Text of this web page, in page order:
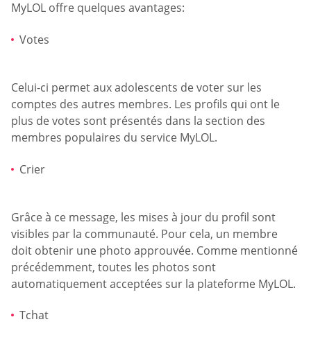
MyLOL offre quelques avantages:
Votes
Celui-ci permet aux adolescents de voter sur les
comptes des autres membres. Les profils qui ont le
plus de votes sont présentés dans la section des
membres populaires du service MyLOL.
Crier
Grâce à ce message, les mises à jour du profil sont
visibles par la communauté. Pour cela, un membre
doit obtenir une photo approuvée. Comme mentionné
précédemment, toutes les photos sont
automatiquement acceptées sur la plateforme MyLOL.
Tchat